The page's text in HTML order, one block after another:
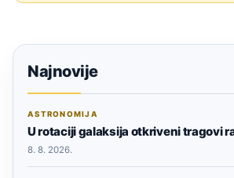
Najnovije
ASTRONOMIJA
U rotaciji galaksija otkriveni tragovi
8. 8. 2026.